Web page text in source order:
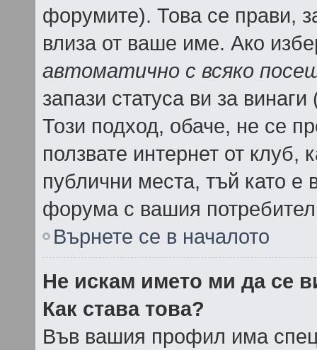
форумите). Това се прави,
влиза от ваше име. Ако
автоматично с всяко
запази статуса ви за
Този подход, обаче, не се
ползвате интернет от
публични места, тъй като е
форума с вашия
Върнете се в началото
Не искам името ми да се
Как става това?
Във вашия профил има